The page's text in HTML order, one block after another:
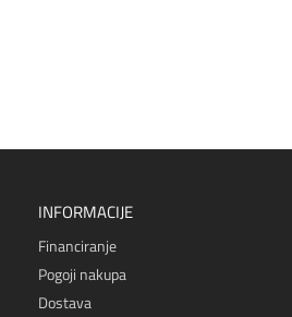
INFORMACIJE
Financiranje
Pogoji nakupa
Dostava